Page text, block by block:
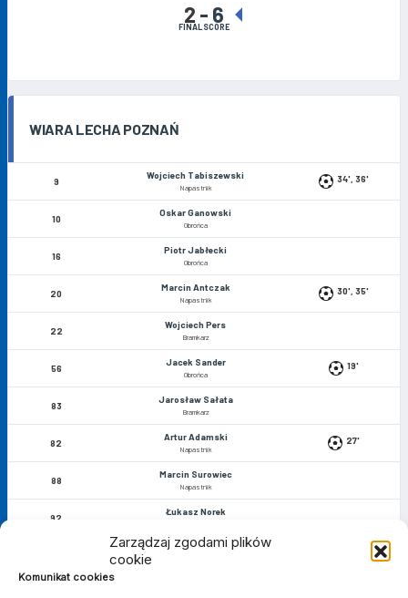
Zarządzaj zgodami plików
cookie
Komunikat cookies
2 - 6
FINAL SCORE
WIARA LECHA POZNAŃ
9
Wojciech Tabiszewski
Napastnik
34', 36'
10
Oskar Ganowski
Obrońca
16
Piotr Jabłecki
Obrońca
20
Marcin Antczak
Napastnik
30', 35'
22
Wojciech Pers
Bramkarz
56
Jacek Sander
Obrońca
19'
83
Jarosław Sałata
Bramkarz
82
Artur Adamski
Napastnik
27'
88
Marcin Surowiec
Napastnik
92
Łukasz Norek
Mateusz Jedliński